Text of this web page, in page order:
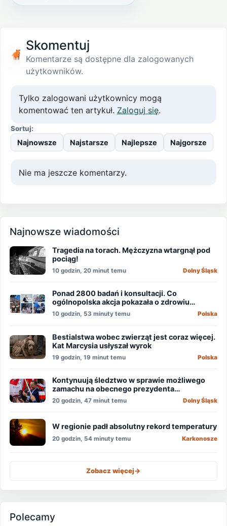
Skomentuj
Komentarze są dostępne dla zalogowanych
użytkowników.
Tylko zalogowani użytkownicy mogą
komentować ten artykuł. Zaloguj się.
Sortuj:
Najnowsze Najstarsze Najlepsze Najgorsze
Nie ma jeszcze komentarzy.
Najnowsze wiadomości
Tragedia na torach. Mężczyzna wtargnął pod
pociąg!
10 godzin, 20 minut temu Dolny Śląsk
Ponad 2800 badań i konsultacji. Co
ogólnopolska akcja pokazała o zdrowiu
mężczyzn?
10 godzin, 53 minuty temu Polska
Bestialstwa wobec zwierząt jest coraz więcej.
Kat Marcysia usłyszał wyrok
19 godzin, 19 minut temu Polska
Kontynuują śledztwo w sprawie możliwego
zamachu na obecnego prezydenta
Nawrockiego
20 godzin, 47 minut temu Dolny Śląsk
W regionie padł absolutny rekord temperatury
20 godzin, 54 minuty temu Karkonosze
Zobacz więcej->
Polecamy